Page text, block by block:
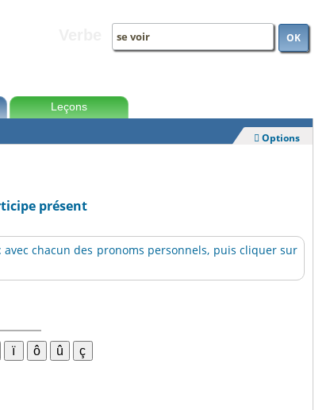
OK
Leçons
 Options
présent
avec chacun des pronoms personnels, puis cliquer sur